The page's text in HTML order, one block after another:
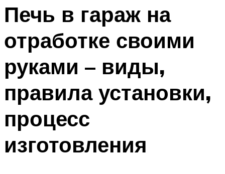
Печь в гараж на
отработке своими
руками – виды,
правила установки,
процесс
изготовления